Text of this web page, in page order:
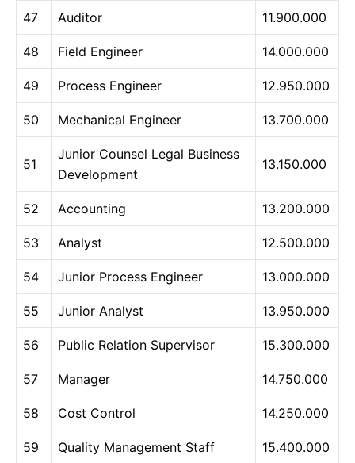
47 Auditor 11.900.000
48 Field Engineer 14.000.000
49 Process Engineer 12.950.000
50 Mechanical Engineer 13.700.000
51
Junior Counsel Legal Business
Development
13.150.000
52 Accounting 13.200.000
53 Analyst 12.500.000
54 Junior Process Engineer 13.000.000
55 Junior Analyst 13.950.000
56 Public Relation Supervisor 15.300.000
57 Manager 14.750.000
58 Cost Control 14.250.000
59 Quality Management Staff 15.400.000